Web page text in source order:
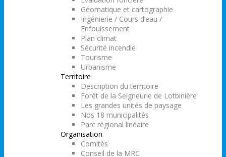
Géomatique et cartographie
Ingénierie / Cours d’eau /
Enfouissement
Plan climat
Sécurité incendie
Tourisme
Urbanisme
Territoire
Description du territoire
Forêt de la Seigneurie de Lotbinière
Les grandes unités de paysage
Nos 18 municipalités
Parc régional linéaire
Organisation
Comités
Conseil de la MRC